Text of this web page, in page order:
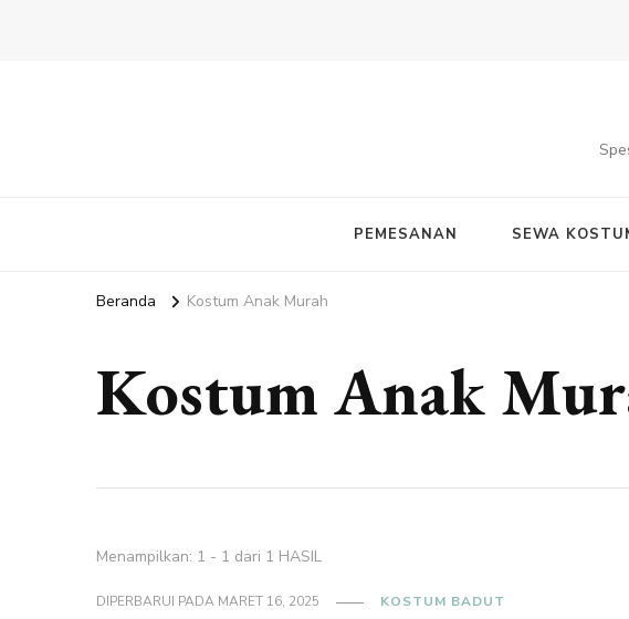
PEMESANAN SEWA
Beranda Kostum Anak Murah
Kostum Anak
Menampilkan: 1 - 1 dari 1 HASIL
DIPERBARUI PADA MARET 16, 2025 KOSTUM BADUT